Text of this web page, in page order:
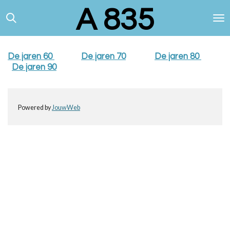
direct
hoofdinhoud
A 835
De jaren 60 De jaren 70
De jaren 80
De jaren 90
Powered byJouwWeb